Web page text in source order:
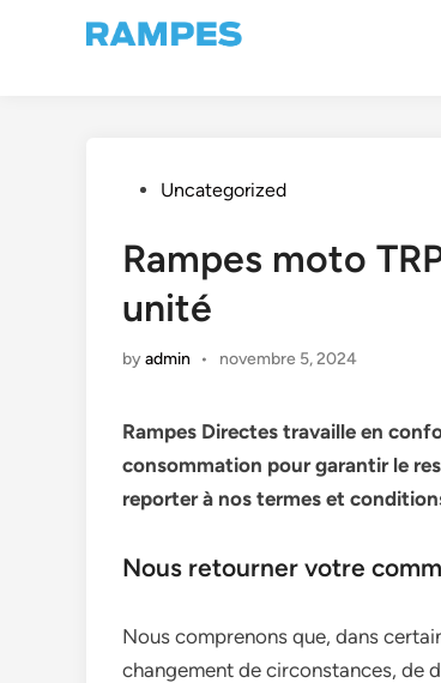
PostedUncategorized
Rampes moto
unité
byadmin • novembre 5, 2024
Rampes Directes travaille en
consommation pour garantir le
reporter à nos termes et
Nous retourner votre
Nous comprenons que, dans
changement de circonstances, de